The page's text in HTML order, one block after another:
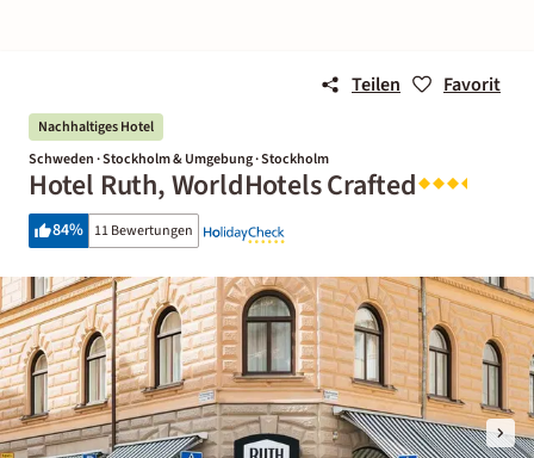
Teilen Favorit
Nachhaltiges Hotel
Schweden · Stockholm & Umgebung · Stockholm
Hotel Ruth, WorldHotels Crafted
84% 11 Bewertungen